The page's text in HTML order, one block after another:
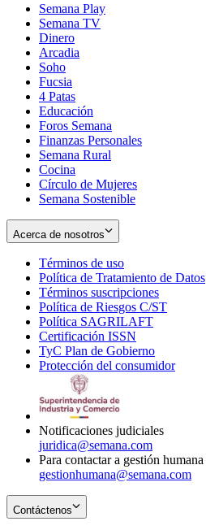
Semana Play
Semana TV
Dinero
Arcadia
Soho
in
new
window
Fucsia
in
new
window
4 Patas
Educación
Foros Semana
Finanzas Personales
Semana Rural
Cocina
Círculo de Mujeres
Semana Sostenible
Acerca de nosotros
Términos de uso
in
new
window
Política de Tratamiento de Datos
Términos suscripciones
in
Política de Riesgos C/ST
Política SAGRILAFT
new
window
Certificación ISSN
in
new
TyC Plan de Gobierno
in
Protección del consumidorOpens
Notificaciones judiciales
juridica@semana.com
Para contactar a gestión humana
gestionhumana@semana.com
Contáctenos